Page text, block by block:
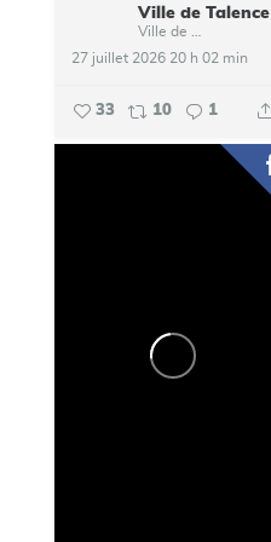
Ville de Talence
Ville de Talence
27 juillet 2026 20 h 02 min
33 10 1